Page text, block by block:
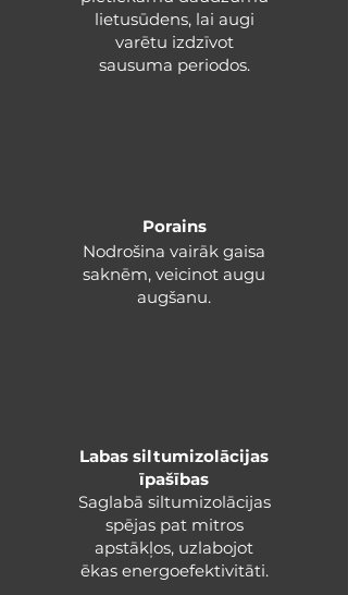
lietusūdens, lai augi
varētu izdzīvot
sausuma periodos.
Porains
Nodrošina vairāk gaisa
saknēm, veicinot augu
augšanu.
Labas siltumizolācijas
īpašības​
Saglabā siltumizolācijas
spējas pat mitros
apstākļos, uzlabojot
ēkas energoefektivitāti.